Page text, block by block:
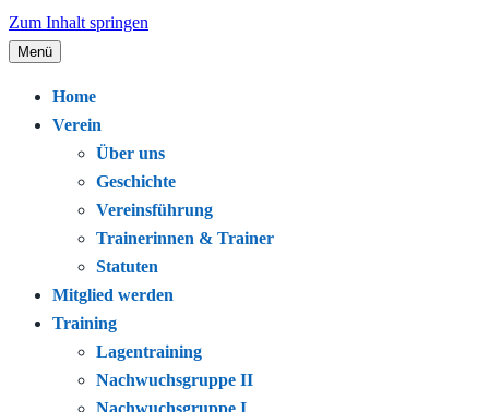
Zum Inhalt springen
Schwimmclub Bregenz
Leidenschaft.
Menü
Home
Verein
Über uns
Geschichte
Vereinsführung
Trainerinnen & Trainer
Statuten
Mitglied werden
Training
Lagentraining
Nachwuchsgruppe II
Nachwuchsgruppe I